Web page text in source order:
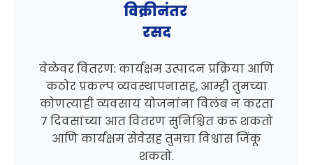
विक्रीनंतर
रसद
वेळेवर वितरण: कार्यक्षम उत्पादन प्रक्रिया आणि
कठोर प्रकल्प व्यवस्थापनासह, आम्ही तुमच्या
कोणत्याही व्यवसाय योजनांना विलंब न करता
7 दिवसांच्या आत वितरण सुनिश्चित करू शकतो
आणि कार्यक्षम सेवेसह तुमचा विश्वास जिंकू
शकतो.